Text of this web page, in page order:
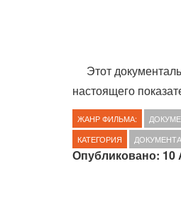
Этот
настоящего
ЖАНР ФИЛЬМА:
КАТЕГОРИЯ
Опубликовано: 10